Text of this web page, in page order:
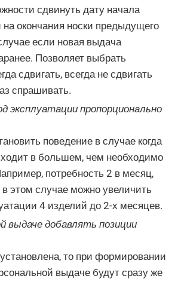
сдвинуть дату начала
на окончания носки предыдущего
если новая выдача
Позволяет выбрать
сдвигать, всегда не сдвигать
спрашивать.
эксплуатации пропорционально
поведение в случае когда
в большем, чем необходимо
потребность 2 в месяц,
этом случае можно увеличить
4 изделий до 2-х месяцев.
выдаче добавлять позиции
то при формировании
выдаче будут сразу же